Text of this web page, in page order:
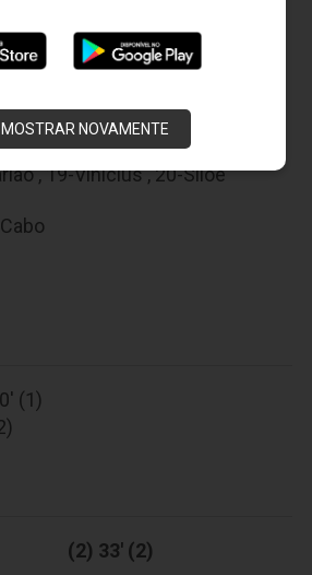
NOVAMENTE
8-João Marcos ,
Júlio César,11-Alex Amado
,13-Tiago Cametá
,15-Sanchez,16-Mazola
,19-Vinícius,20-Siloé
(1)
(2) 33' (2)